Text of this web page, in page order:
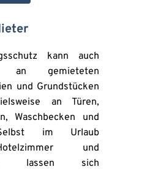
kann auch
an gemieteten
und Grundstücken
an Türen,
Waschbecken und
Selbst im Urlaub
und
lassen sich